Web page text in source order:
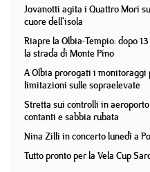
Jovanotti agita i Quattro Mori
cuore dell'isola
Riapre la Olbia-Tempio: dopo
la strada di Monte Pino
A Olbia prorogati i
limitazioni sulle sopraelevate
Stretta sui controlli in
contanti e sabbia rubata
Nina Zilli in concerto lunedì a
Tutto pronto per la Vela Cup